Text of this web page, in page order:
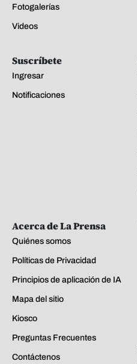
Fotogalerías
Videos
Suscríbete
Ingresar
Notificaciones
Acerca de La Prensa
Quiénes somos
Políticas de Privacidad
Principios de aplicación de IA
Mapa del sitio
Kiosco
Preguntas Frecuentes
Contáctenos